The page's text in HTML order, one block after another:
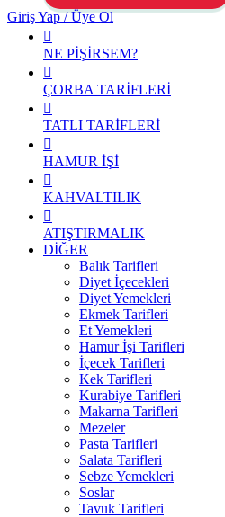
Giriş Yap / Üye Ol
NE PİŞİRSEM?
ÇORBA TARİFLERİ
TATLI TARİFLERİ
HAMUR İŞİ
KAHVALTILIK
ATIŞTIRMALIK
DİĞER
Balık Tarifleri
Diyet İçecekleri
Diyet Yemekleri
Ekmek Tarifleri
Et Yemekleri
Hamur İşi Tarifleri
İçecek Tarifleri
Kek Tarifleri
Kurabiye Tarifleri
Makarna Tarifleri
Mezeler
Pasta Tarifleri
Salata Tarifleri
Sebze Yemekleri
Soslar
Tavuk Tarifleri